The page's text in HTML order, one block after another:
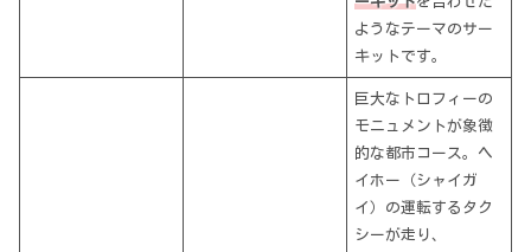
ようなテーマのサー
キットです。
巨大なトロフィーの
モニュメントが象徴
的な都市コース。ヘ
イホー（シャイガ
イ）の運転するタク
シーが走り、